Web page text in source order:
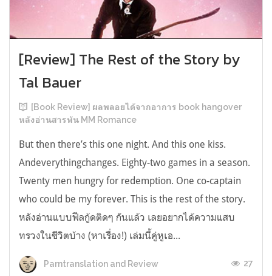
[Review] The Rest of the Story by
Tal Bauer
[Book Review] ผลพลอยได้จากอาการ book hangover
หลังอ่านสารพัน MM Romance
But then there’s this one night. And this one kiss.
Andeverythingchanges. Eighty-two games in a season.
Twenty men hungry for redemption. One co-captain
who could be my forever. This is the rest of the story.
หลังอ่านแบบฟีลกู้ดติดๆ กันแล้ว เลยอยากได้ความแสบ
ทรวงในชีวิตบ้าง (หาเรื่อง!) เล่มนี้คู่หูเอ...
Parntranslation and Review 27